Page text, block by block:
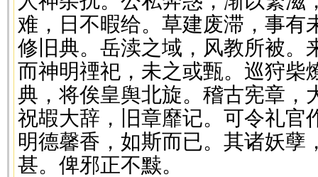
难，日不暇给。草建废滞，事有
修旧典。岳渎之域，风教所被。
而神明禋祀，未之或甄。巡狩柴
典，将俟皇舆北旋。稽古宪章，
祝嘏大辞，旧章靡记。可令礼官
明德馨香，如斯而已。其诸妖孽
甚。俾邪正不黩。